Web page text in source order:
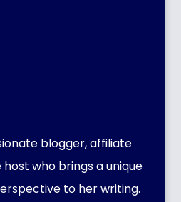
blogger, affiliate
who brings a unique
to her writing.